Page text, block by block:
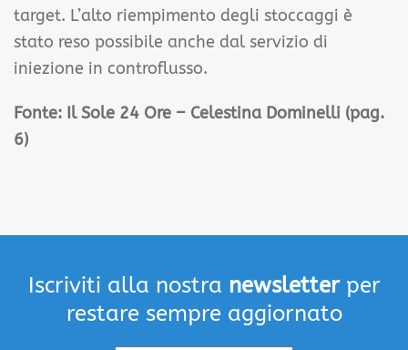
target. L’alto riempimento degli stoccaggi è
stato reso possibile anche dal servizio di
iniezione in controflusso.
Fonte: Il Sole 24 Ore – Celestina Dominelli (pag.
6)
Iscriviti alla nostra newsletterper
restare sempre aggiornato